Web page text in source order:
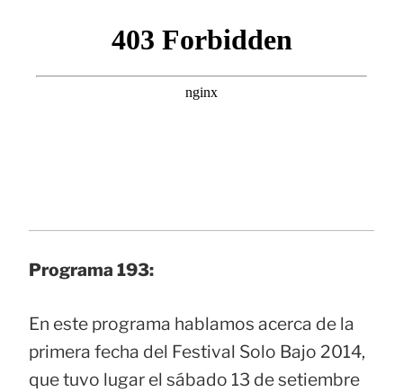
Programa 193:
En este programa hablamos acerca de la
primera fecha del Festival Solo Bajo 2014,
que tuvo lugar el sábado 13 de setiembre